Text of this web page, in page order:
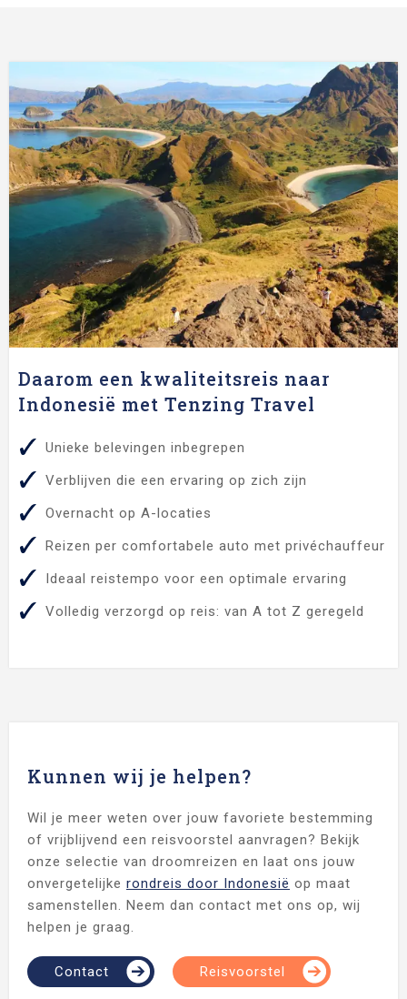
Daarom een kwaliteitsreis naar
Indonesië met Tenzing Travel
Unieke belevingen inbegrepen
Verblijven die een ervaring op zich zijn
Overnacht op A-locaties
Reizen per comfortabele auto met privéchauffeur
Ideaal reistempo voor een optimale ervaring
Volledig verzorgd op reis: van A tot Z geregeld
Kunnen wij je helpen?
Wil je meer weten over jouw favoriete bestemming
of vrijblijvend een reisvoorstel aanvragen? Bekijk
onze selectie van droomreizen en laat ons jouw
onvergetelijke rondreis door Indonesië op maat
samenstellen. Neem dan contact met ons op, wij
helpen je graag.
Contact Reisvoorstel